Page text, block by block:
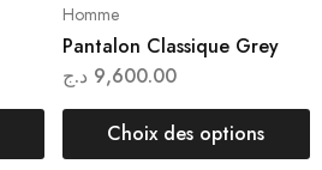
Homme
Pantalon Classique Grey
9,600.00 د.ج
Choix des options